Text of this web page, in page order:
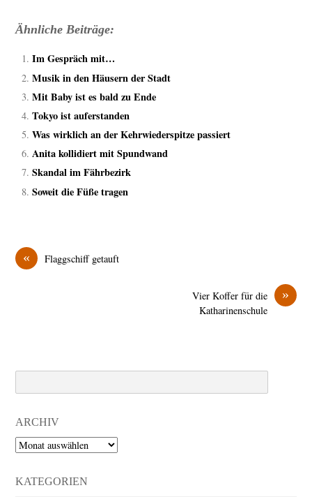
Ähnliche Beiträge:
Im Gespräch mit…
Musik in den Häusern der Stadt
Mit Baby ist es bald zu Ende
Tokyo ist auferstanden
Was wirklich an der Kehrwiederspitze passiert
Anita kollidiert mit Spundwand
Skandal im Fährbezirk
Soweit die Füße tragen
« Flaggschiff getauft
»
Vier Koffer für die
Katharinenschule
ARCHIV
Archiv
KATEGORIEN